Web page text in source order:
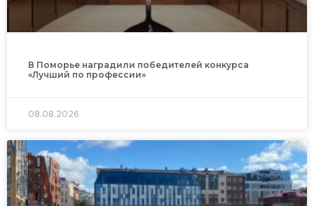
В Поморье наградили победителей конкурса
«Лучший по профессии»
08.08.2026